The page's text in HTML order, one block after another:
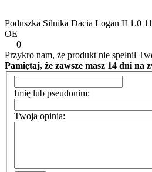
Poduszka Silnika Dacia Logan II 1.0
OE
0
Przykro nam, że produkt nie spełnił
Pamiętaj, że zawsze masz 14 dni na
Imię lub pseudonim:
Twoja opinia: